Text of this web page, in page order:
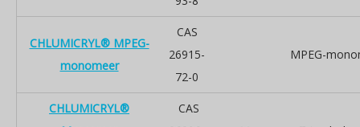
CHLUMICRYL® MPEG-
monomeer
CAS
26915-
72-0
MPEG-
CHLUMICRYL®
CAS